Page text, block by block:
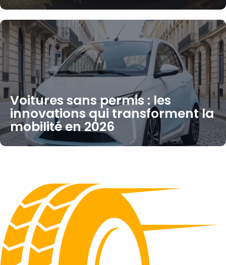
Voitures sans permis : les
innovations qui transforment la
mobilité en 2026